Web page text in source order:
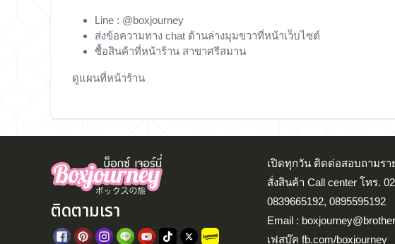
Line : @boxjourney
ส่งข้อความทาง chat ด้านล่างมุมขวาที่หน้าเว็บไซต์
ซื้อสินค้าที่หน้าร้าน สาขาศรีสมาน
ดูแผนที่หน้าร้าน
ติดตามเรา
เปิดทุกวัน ติดต่อสอบถามรา
สั่งสินค้า Call center โทร.
0839665192, 0895595192
Email :
เฟสบุ๊ค fb.com/boxjourney